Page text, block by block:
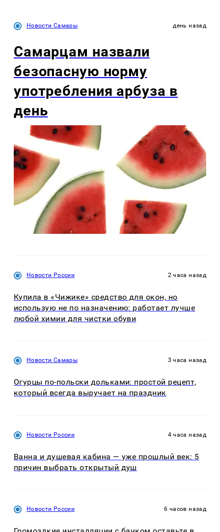
Новости Самары день назад
Самарцам назвали
безопасную норму
употребления арбуза в
день
Новости России 2 часа назад
Купила в «Чижике» средство для окон, но
использую не по назначению: работает лучше
любой химии для чистки обуви
Новости Самары 3 часа назад
Огурцы по‑польски дольками: простой рецепт,
который всегда выручает на праздник
Новости России 4 часа назад
Ванна и душевая кабина — уже прошлый век: 5
причин выбрать открытый душ
Новости России 6 часов назад